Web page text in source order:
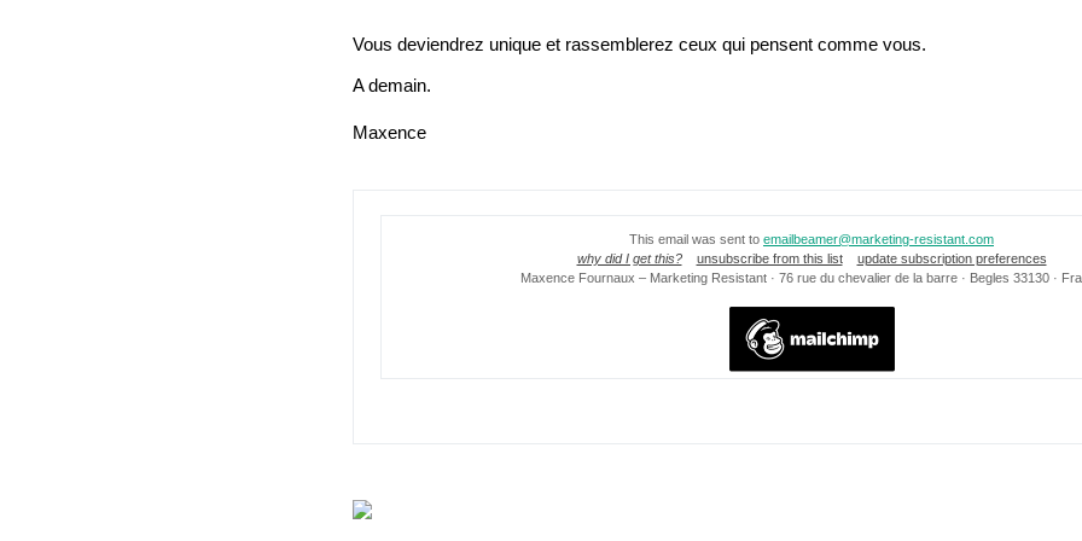
Vous deviendrez unique et rassemblerez ceux qui pensent comme vous.
A demain.
Maxence
This email was sent to emailbeamer@marketing-resistant.com
why did I get this?
unsubscribe from this list
update subscription preferences
Maxence Fournaux – Marketing Resistant · 76 rue du chevalier de la barre · Begles 33130 ·